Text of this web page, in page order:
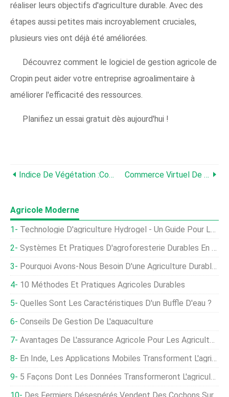
réaliser leurs objectifs d'agriculture durable. Avec des
étapes aussi petites mais incroyablement cruciales,
plusieurs vies ont déjà été améliorées.
Découvrez comment le logiciel de gestion agricole de
Cropin peut aider votre entreprise agroalimentaire à
améliorer l'efficacité des ressources.
Planifiez un essai gratuit dès aujourd'hui !
Indice De Végétation :comment Est-Il Utilisé Dans L'agriculture De Précision ? Commerce Virtuel De L'eau Dans Le Contexte De La Production Agricole
Agricole Moderne
Technologie D'agriculture Hydrogel - Un Guide Pour Les Débutants
Systèmes Et Pratiques D'agroforesterie Durables En Agriculture
Pourquoi Avons-Nous Besoin D'une Agriculture Durable ?
10 Méthodes Et Pratiques Agricoles Durables
Quelles Sont Les Caractéristiques D'un Buffle D'eau ?
Conseils De Gestion De L'aquaculture
Avantages De L'assurance Agricole Pour Les Agriculteurs
En Inde, Les Applications Mobiles Transforment L'agriculture
5 Façons Dont Les Données Transformeront L'agriculture Mondiale